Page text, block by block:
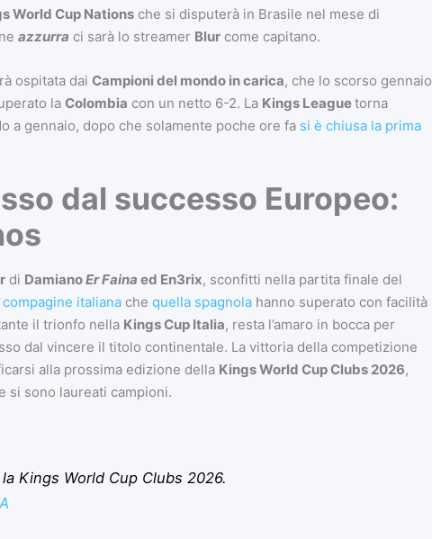
World Cup Nationsche si disputerà in Brasile nel mese di
azzurra ci sarà lo streamer Blurcome capitano.
ospitata dai Campioni del mondo in carica, che lo scorso gennaio
la Colombia con un netto 6-2. La Kings Leaguetorna
a gennaio, dopo che solamente poche ore fa si è chiusa la prima
dal successo Europeo:
di DamianoEr Faina ed En3rix, sconfitti nella partita finale del
compagine italianache quella spagnolahanno superato con facilità
il trionfo nella Kings Cup Italia, resta l’amaro in bocca per
dal vincere il titolo continentale. La vittoria della competizione
alla prossima edizione della Kings World Cup Clubs 2026,
si sono laureati campioni.
Kings World Cup Clubs 2026.